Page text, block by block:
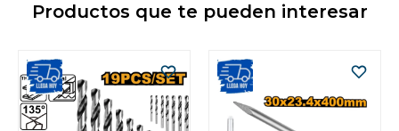
Productos que te pueden interesar